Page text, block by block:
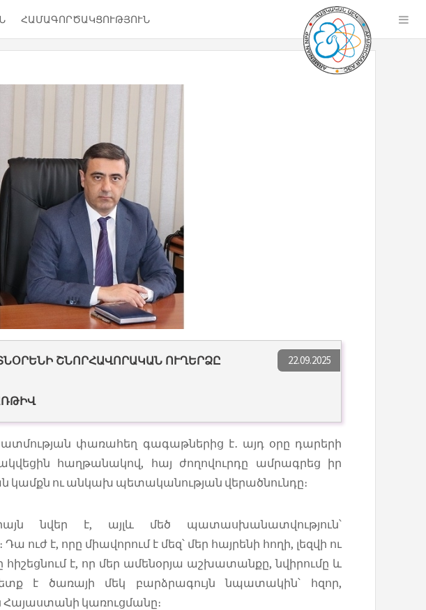
ՀԱՄԱԳՈՐԾԱԿՑՈՒԹՅՈՒՆ
22.09.2025
ՇՆՈՐՀԱՎՈՐԱԿԱՆ ՈՒՂԵՐՁԸ
փառահեղ գագաթներից է․ այդ օրը դարերի
հաղթանակով, հայ ժողովուրդը ամրագրեց իր
ու անկախ պետականության վերածնունդը։
նվեր է, այլև մեծ պատասխանատվություն՝
Դա ուժ է, որը միավորում է մեզ՝ մեր հայրենի հողի, լեզվի ու
հիշեցնում է, որ մեր ամենօրյա աշխատանքը, նվիրումը և
է ծառայի մեկ բարձրագույն նպատակին՝ հզոր,
կառուցմանը։